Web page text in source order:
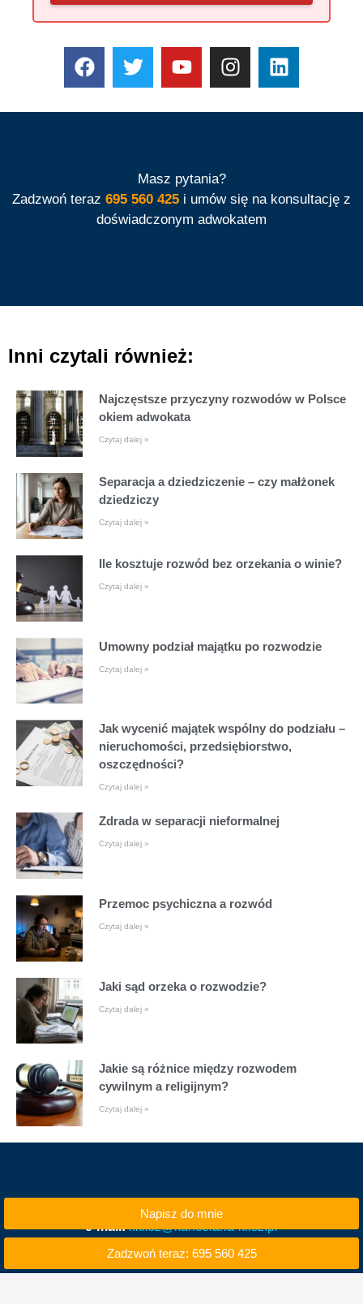
Masz pytania?
Zadzwoń teraz 695 560 425 i umów się na konsultację z
doświadczonym adwokatem
Inni czytali również:
Najczęstsze przyczyny rozwodów w Polsce
okiem adwokata
Czytaj dalej »
Separacja a dziedziczenie – czy małżonek
dziedziczy
Czytaj dalej »
Ile kosztuje rozwód bez orzekania o winie?
Czytaj dalej »
Umowny podział majątku po rozwodzie
Czytaj dalej »
Jak wycenić majątek wspólny do podziału –
nieruchomości, przedsiębiorstwo,
oszczędności?
Czytaj dalej »
Zdrada w separacji nieformalnej
Czytaj dalej »
Przemoc psychiczna a rozwód
Czytaj dalej »
Jaki sąd orzeka o rozwodzie?
Czytaj dalej »
Jakie są różnice między rozwodem
cywilnym a religijnym?
Czytaj dalej »
e-mail: i.klisz@kancelaria-klisz.pl
Napisz do mnie
Zadzwoń teraz: 695 560 425